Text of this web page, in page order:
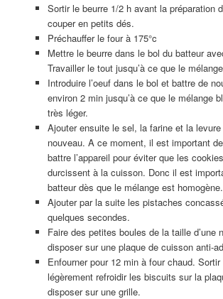
Sortir le beurre 1/2 h avant la préparation
couper en petits dés.
Préchauffer le four à 175°c
Mettre le beurre dans le bol du batteur
Travailler le tout jusqu’à ce que le
Introduire l’oeuf dans le bol et battre de
environ 2 min jusqu’à ce que le mélange
très léger.
Ajouter ensuite le sel, la farine et la
nouveau. A ce moment, il est important
battre l’appareil pour éviter que les
durcissent à la cuisson. Donc il est
batteur dès que le mélange est homogène.
Ajouter par la suite les pistaches
quelques secondes.
Faire des petites boules de la taille d’une
disposer sur une plaque de cuisson anti-
Enfourner pour 12 min à four chaud.
légèrement refroidir les biscuits sur la
disposer sur une grille.